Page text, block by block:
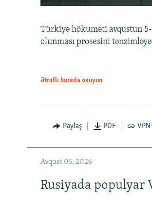
Türkiyə hökuməti avqustun
olunması prosesini
Ətraflı burada oxuyun
Paylaş PDF
Avqust 05, 2026
Rusiyada populyar